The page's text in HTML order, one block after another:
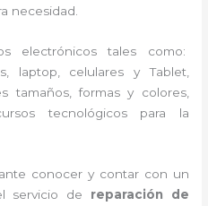
necesidad.
electrónicos tales como:
laptop, celulares y Tablet,
tamaños, formas y colores,
tecnológicos para la
conocer y contar con un
servicio de reparación de